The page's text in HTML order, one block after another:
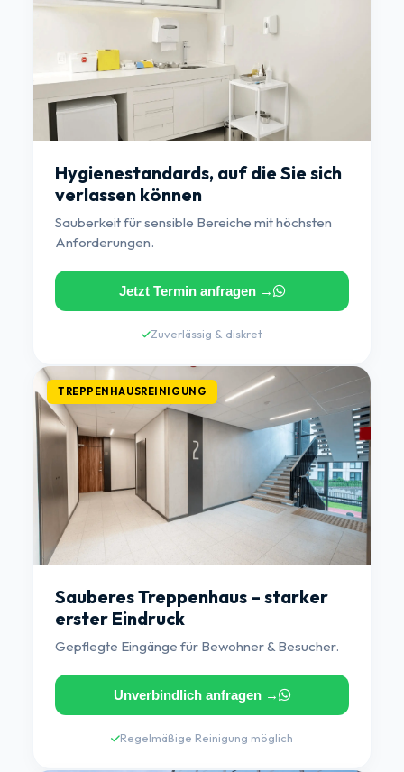
Hygienestandards, auf die Sie sich
verlassen können
Sauberkeit für sensible Bereiche mit höchsten
Anforderungen.
Jetzt Termin anfragen →
Zuverlässig & diskret
TREPPENHAUSREINIGUNG
Sauberes Treppenhaus – starker
erster Eindruck
Gepflegte Eingänge für Bewohner & Besucher.
Unverbindlich anfragen →
Regelmäßige Reinigung möglich